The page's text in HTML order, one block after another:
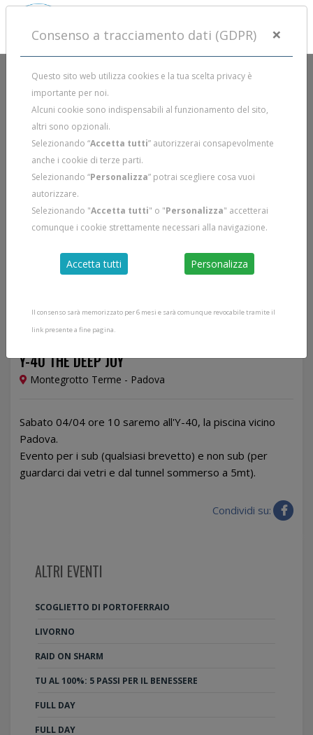
Y-40 THE DEEP JOY
Montegrotto Terme - Padova
Sabato 04/04 ore 10 saremo all'Y-40, la piscina vicino
Padova.
Evento per i sub (qualsiasi brevetto) e non sub (per
guardarci dai vetri e dal tunnel sommerso a 5mt).
Condividi su:
ALTRI EVENTI
SCOGLIETTO DI PORTOFERRAIO
LIVORNO
RAID ON SHARM
TU AL 100%: 5 PASSI PER IL BENESSERE
FULL DAY
FULL DAY
Consenso a tracciamento dati (GDPR) ×
Questo sito web utilizza cookies e la tua scelta privacy è
importante per noi.
Alcuni cookie sono indispensabili al funzionamento del sito,
altri sono opzionali.
Selezionando “Accetta tutti” autorizzerai consapevolmente
anche i cookie di terze parti.
Selezionando “Personalizza” potrai scegliere cosa vuoi
autorizzare.
Selezionando "Accetta tutti" o "Personalizza" accetterai
comunque i cookie strettamente necessari alla navigazione.
Accetta tutti Personalizza
Il consenso sarà memorizzato per 6 mesi e sarà comunque revocabile tramite il
link presente a fine pagina.